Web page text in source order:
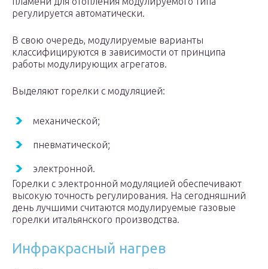
регулируется автоматически.
В свою очередь, модулируемые варианты
классифицируются в зависимости от принципа
работы модулирующих агрегатов.
Выделяют горелки с модуляцией:
механической;
пневматической;
электронной.
Горелки с электронной модуляцией обеспечивают
высокую точность регулирования. На сегодняшний
день лучшими считаются модулируемые газовые
горелки итальянского производства.
Инфракрасный нагрев